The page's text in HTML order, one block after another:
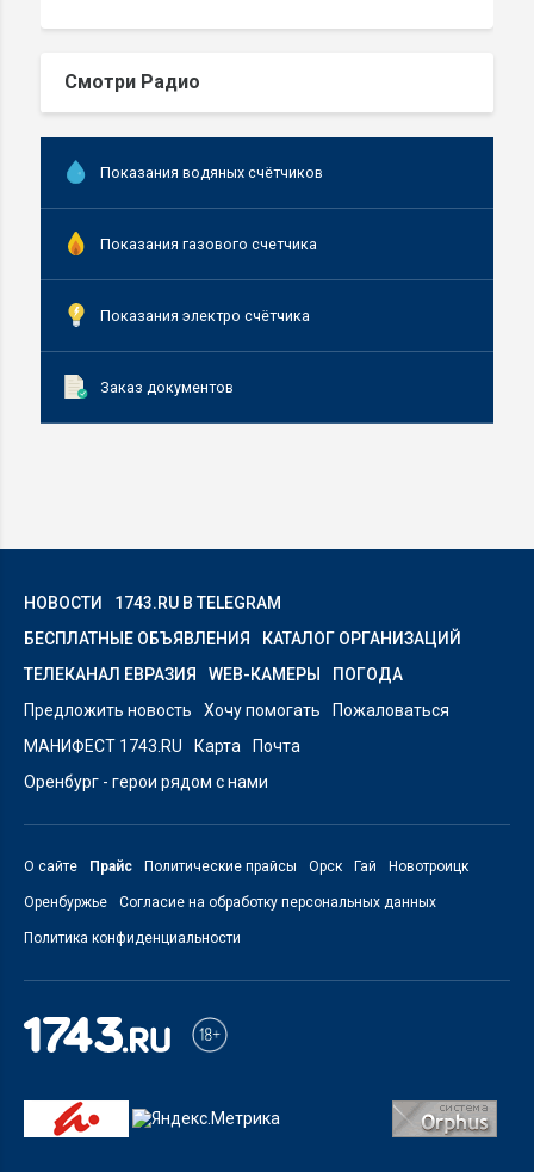
Смотри Радио
Показания водяных счётчиков
Показания газового счетчика
Показания электро счётчика
Заказ документов
НОВОСТИ
1743.RU В TELEGRAM
БЕСПЛАТНЫЕ ОБЪЯВЛЕНИЯ
КАТАЛОГ ОРГАНИЗАЦИЙ
ТЕЛЕКАНАЛ ЕВРАЗИЯ
WEB-КАМЕРЫ
ПОГОДА
Предложить новость
Хочу помогать
Пожаловаться
МАНИФЕСТ 1743.RU
Карта
Почта
Оренбург - герои рядом с нами
О сайте Прайс Политические прайсы Орск Гай Новотроицк
Оренбуржье Согласие на обработку персональных данных
Политика конфиденциальности